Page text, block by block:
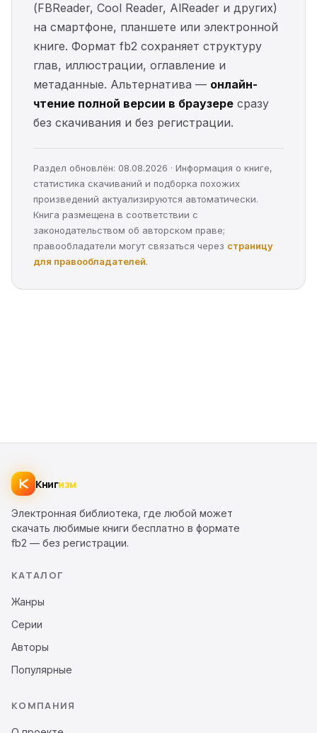
(FBReader, Cool Reader, AlReader и других)
на смартфоне, планшете или электронной
книге. Формат fb2 сохраняет структуру
глав, иллюстрации, оглавление и
метаданные. Альтернатива — онлайн-
чтение полной версии в браузере сразу
без скачивания и без регистрации.
Раздел обновлён: 08.08.2026 · Информация о книге,
статистика скачиваний и подборка похожих
произведений актуализируются автоматически.
Книга размещена в соответствии с
законодательством об авторском праве;
правообладатели могут связаться через страницу
для правообладателей.
Книгизм
Электронная библиотека, где любой может
скачать любимые книги бесплатно в формате
fb2 — без регистрации.
КАТАЛОГ
Жанры
Серии
Авторы
Популярные
КОМПАНИЯ